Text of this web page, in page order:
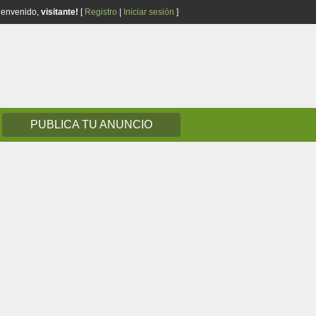
visitante! [ Registro Iniciar sesión ]
PUBLICA TU ANUNCIO